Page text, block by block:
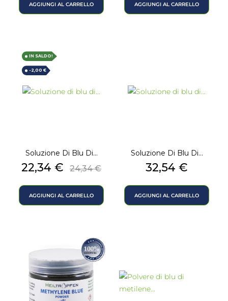
AGGIUNGI AL CARRELLO AGGIUNGI AL CARRELLO
Soluzione Di Blu Di...
Prezzo
22,34 € Prezzo
24,34 €
AGGIUNGI AL CARRELLO
IN SALDO!
-2,00 €
Soluzione Di Blu Di...
Prezzo
32,54 €
AGGIUNGI AL CARRELLO